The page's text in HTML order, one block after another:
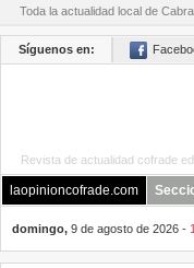
Toda la actualidad local de
Síguenos en:
Revista de actualidad cofrade
laopinioncofrade.com
domingo, 9 de agosto de 2026 -